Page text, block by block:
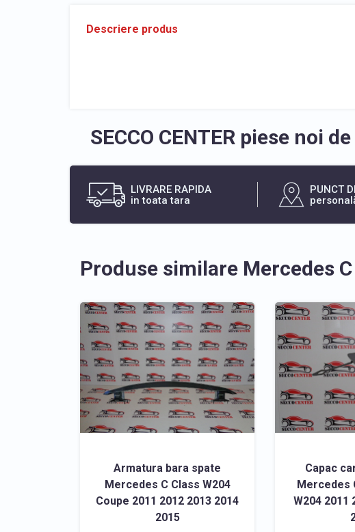
Descriere produs
SECCO CENTER piese noi
LIVRARE RAPIDA
in toata tara
PUNCT
Produse similare Mercedes
Armatura bara spate
Mercedes C Class W204
Coupe 2011 2012 2013 2014
2015
Capac
Mercedes
W204 2011